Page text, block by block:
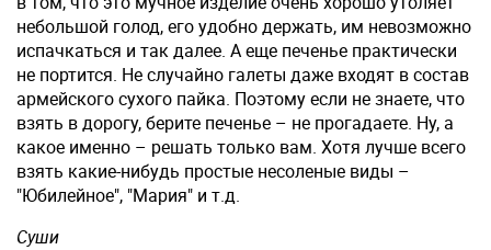
небольшой голод, его удобно держать, им невозможно
испачкаться и так далее. А еще печенье практически
не портится. Не случайно галеты даже входят в состав
армейского сухого пайка. Поэтому если не знаете, что
взять в дорогу, берите печенье – не прогадаете. Ну, а
какое именно – решать только вам. Хотя лучше всего
взять какие-нибудь простые несоленые виды –
"Юбилейное", "Мария" и т.д.
Суши